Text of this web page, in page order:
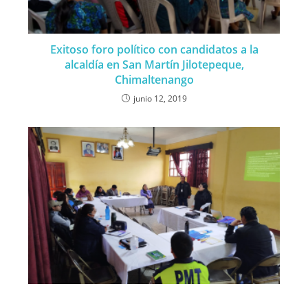
Exitoso foro político con candidatos a la
alcaldía en San Martín Jilotepeque,
Chimaltenango
junio 12, 2019